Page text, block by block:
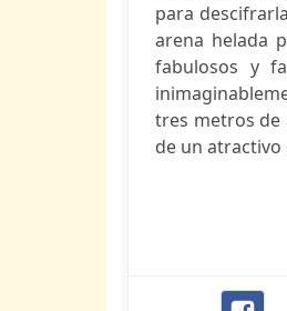
para
arena helada
fabulosos y
tres metros de
de un atractivo